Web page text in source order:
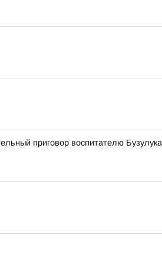
приговор воспитателю Бузулука